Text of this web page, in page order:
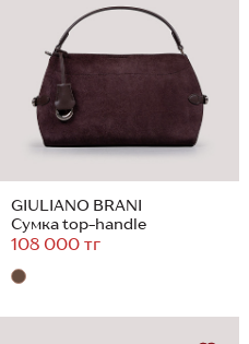
GIULIANO BRANI
Сумка top-handle
108 000 тг